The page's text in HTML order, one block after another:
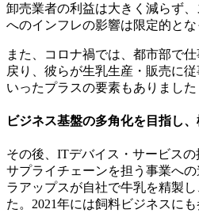
卸売業者の利益は大きく減らず
へのインフレの影響は限定的とな
また、コロナ禍では、都市部で
戻り、彼らが生乳生産・販売に
いったプラスの要素もありました
ビジネス基盤の多角化を目指し
その後 、ITデバイス・サービス
サプライチェーンを担う事業への
ラアップスが自社で牛乳を精製
た。2021年には飼料ビジネスに